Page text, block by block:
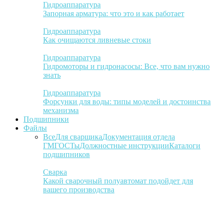
Гидроаппаратура
Запорная арматура: что это и как работает
Гидроаппаратура
Как очищаются ливневые стоки
Гидроаппаратура
Гидромоторы и гидронасосы: Все, что вам нужно
знать
Гидроаппаратура
Форсунки для воды: типы моделей и достоинства
механизма
Подшипники
Файлы
ВсеДля сварщикаДокументация отдела
ГМГОСТыДолжностные инструкцииКаталоги
подшипников
Сварка
Какой сварочный полуавтомат подойдет для
вашего производства